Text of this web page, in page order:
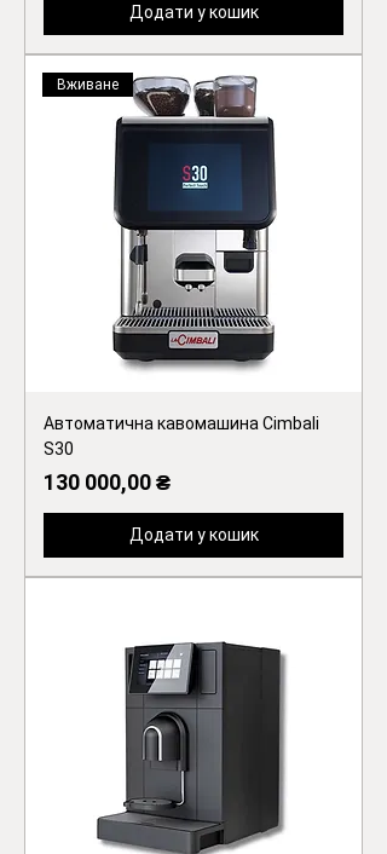
Додати у кошик
Вживане
Автоматична кавомашина Cimbali
S30
Ціна
130 000,00 ₴
Додати у кошик